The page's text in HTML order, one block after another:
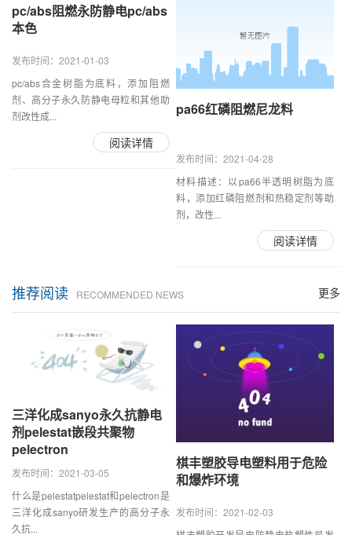
pc/abs阻燃永防静电pc/abs
本色
发布时间：2021-01-03
pc/abs合金树脂为底料，添加阻燃
剂、高分子永久防静电母粒和其他助
剂改性成...
阅读详情
pa66红磷阻燃尼龙料
发布时间：2021-04-28
材料描述：以pa66半透明树脂为底
料，添加红磷阻燃剂和热稳定剂等助
剂，改性...
阅读详情
更多
推荐阅读 RECOMMENDED NEWS
三洋化成sanyo永久抗静电
剂pelestat嵌段共聚物
pelectron
发布时间：2021-03-05
什么是pelestatpelestat和pelectron是
三洋化成sanyo研发生产的高分子永
久抗...
棋丰塑胶导电塑料用于危险
和爆炸环境
发布时间：2021-02-03